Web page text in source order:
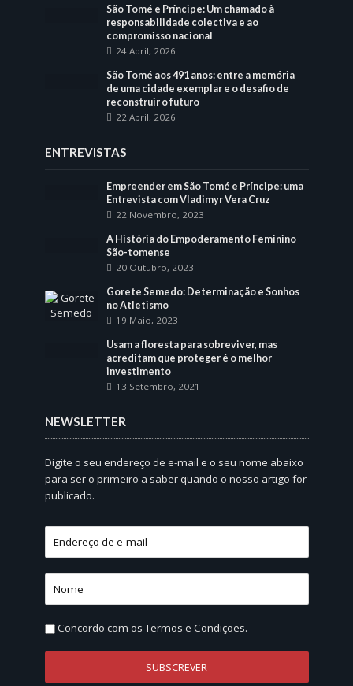
São Tomé e Príncipe: Um chamado à
responsabilidade colectiva e ao
compromisso nacional
24 Abril, 2026
São Tomé aos 491 anos: entre a memória
de uma cidade exemplar e o desafio de
reconstruir o futuro
22 Abril, 2026
ENTREVISTAS
Empreender em São Tomé e Príncipe: uma
Entrevista com Vladimyr Vera Cruz
22 Novembro, 2023
A História do Empoderamento Feminino
São-tomense
20 Outubro, 2023
Gorete Semedo: Determinação e Sonhos
no Atletismo
19 Maio, 2023
Usam a floresta para sobreviver, mas
acreditam que proteger é o melhor
investimento
13 Setembro, 2021
NEWSLETTER
Digite o seu endereço de e-mail e o seu nome abaixo
para ser o primeiro a saber quando o nosso artigo for
publicado.
Concordo com osTermos e Condições.